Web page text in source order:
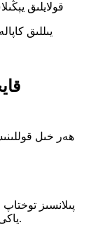
> قولايلىق
> 5 يىللىق
ھەر خىل
ياكى ئېلېكترولىت تەكشۈرۈشنىڭ ھاجىتى يوق.